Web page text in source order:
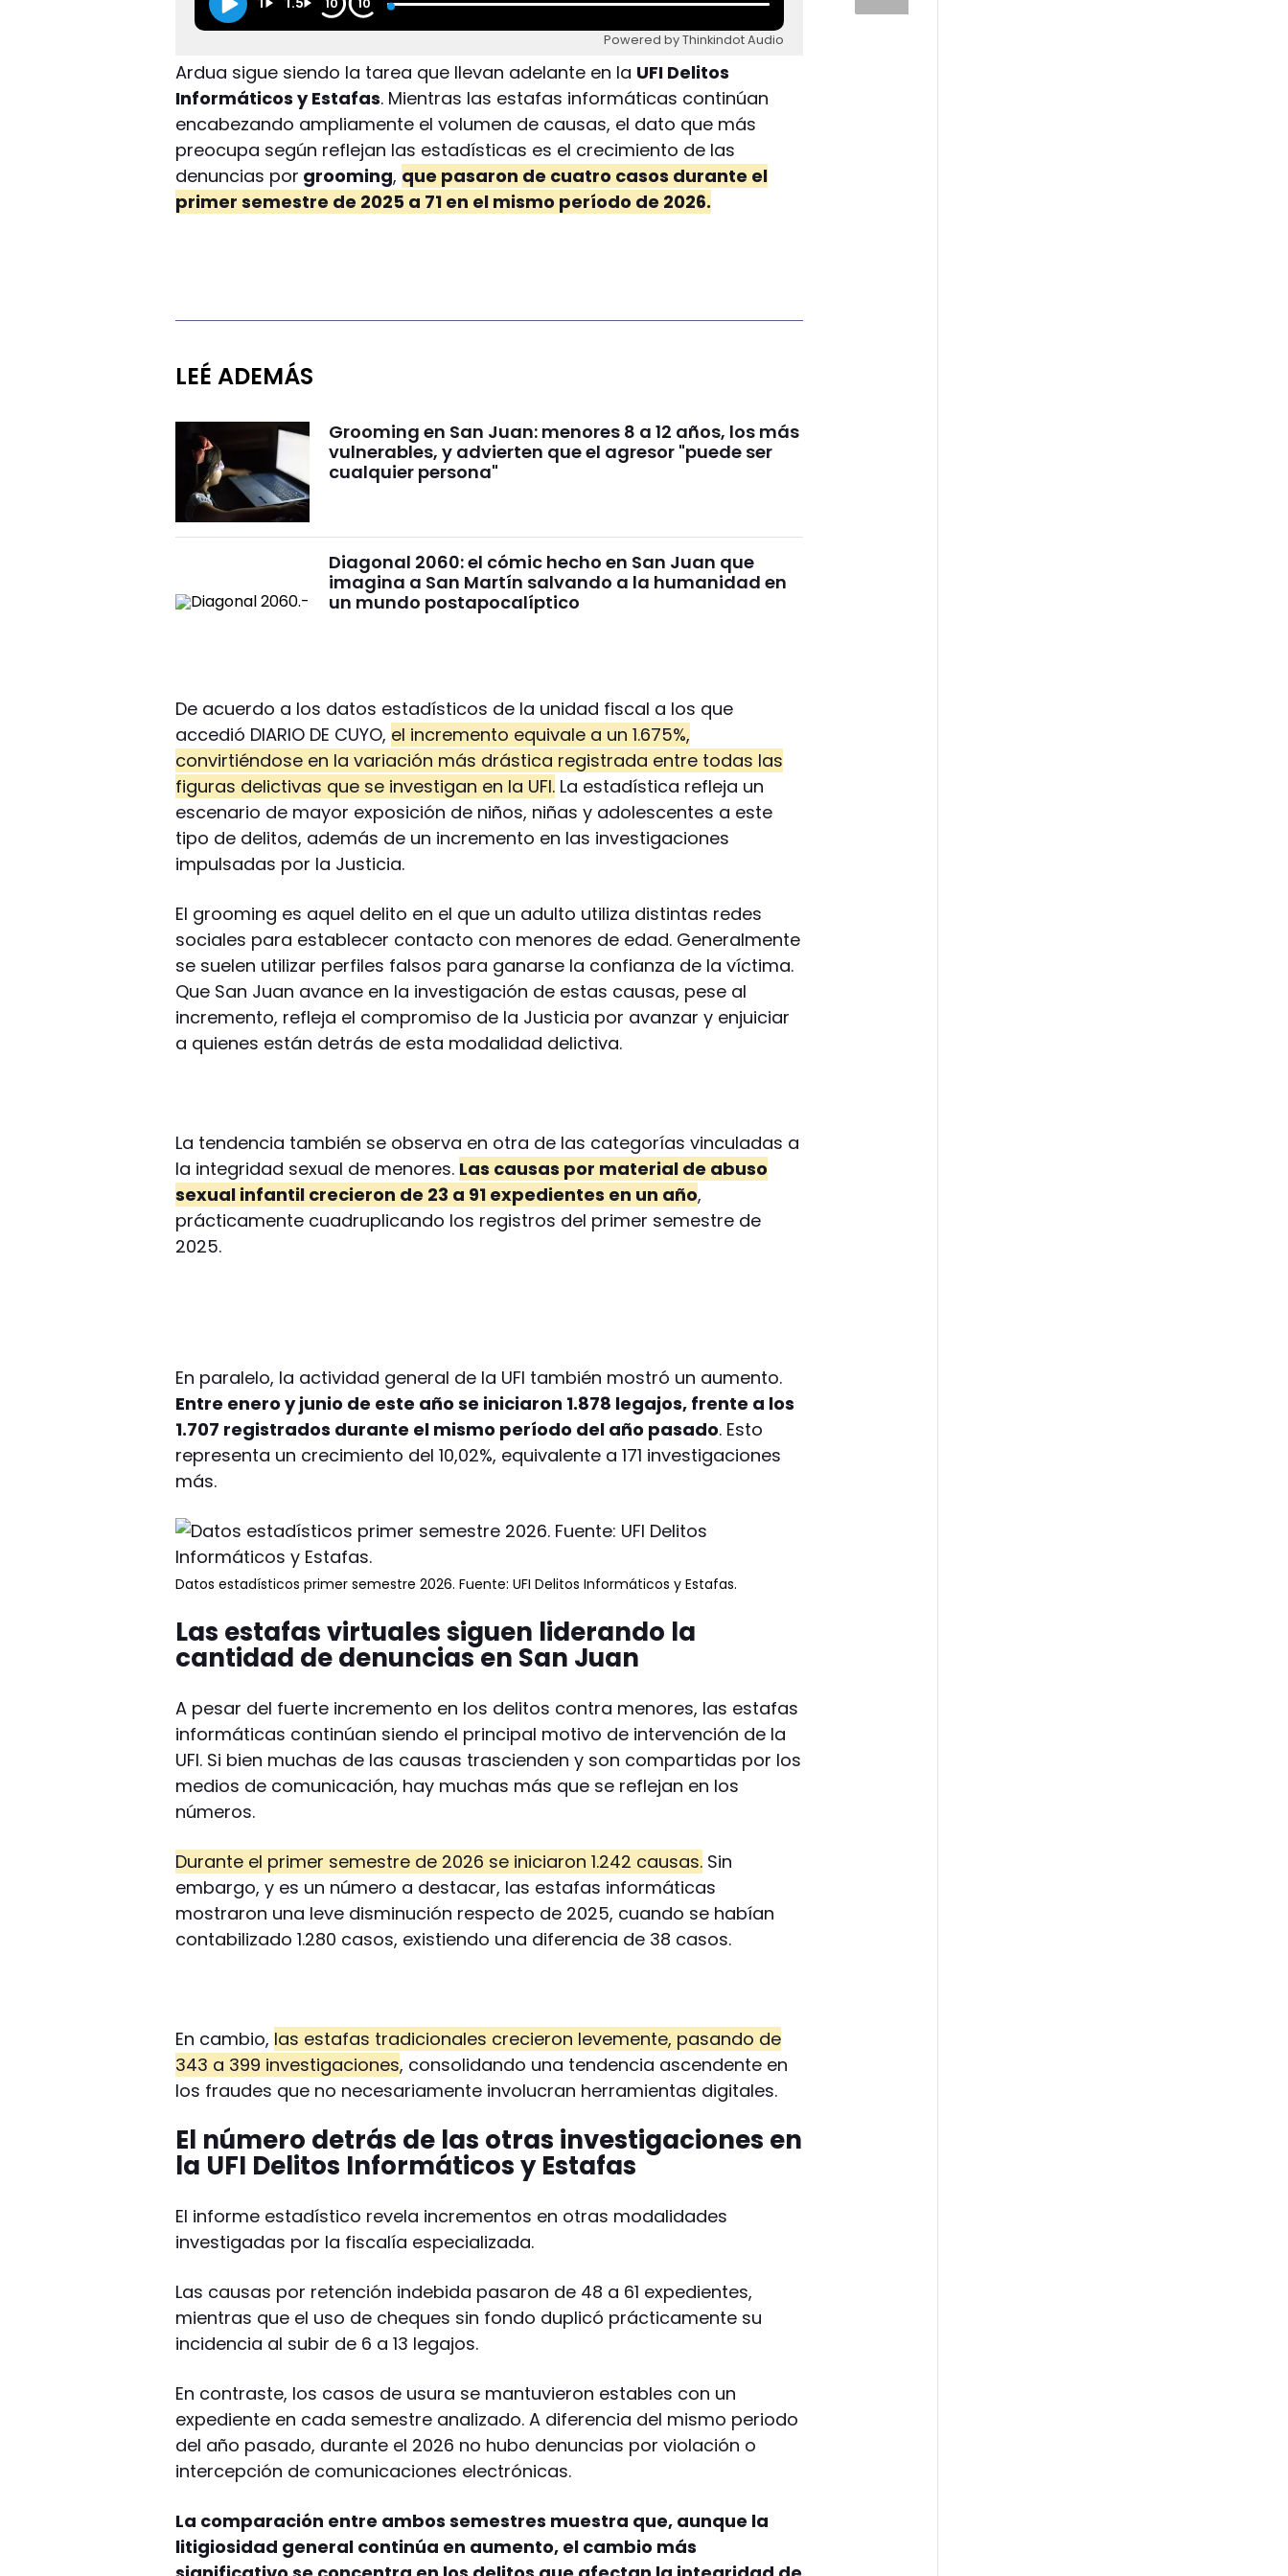
1 1.5 10 10
Powered by Thinkindot Audio
Ardua sigue siendo la tarea que llevan adelante en la UFI Delitos
Informáticos y Estafas. Mientras las estafas informáticas continúan
encabezando ampliamente el volumen de causas, el dato que más
preocupa según reflejan las estadísticas es el crecimiento de las
denuncias por grooming, que pasaron de cuatro casos durante el
primer semestre de 2025 a 71 en el mismo período de 2026.
LEÉ ADEMÁS
Grooming en San Juan: menores 8 a 12 años, los más
vulnerables, y advierten que el agresor "puede ser
cualquier persona"
Diagonal 2060: el cómic hecho en San Juan que
imagina a San Martín salvando a la humanidad en
un mundo postapocalíptico
De acuerdo a los datos estadísticos de la unidad fiscal a los que
accedió DIARIO DE CUYO, el incremento equivale a un 1.675%,
convirtiéndose en la variación más drástica registrada entre todas las
figuras delictivas que se investigan en la UFI. La estadística refleja un
escenario de mayor exposición de niños, niñas y adolescentes a este
tipo de delitos, además de un incremento en las investigaciones
impulsadas por la Justicia.
El grooming es aquel delito en el que un adulto utiliza distintas redes
sociales para establecer contacto con menores de edad. Generalmente
se suelen utilizar perfiles falsos para ganarse la confianza de la víctima.
Que San Juan avance en la investigación de estas causas, pese al
incremento, refleja el compromiso de la Justicia por avanzar y enjuiciar
a quienes están detrás de esta modalidad delictiva.
La tendencia también se observa en otra de las categorías vinculadas a
la integridad sexual de menores. Las causas por material de abuso
sexual infantil crecieron de 23 a 91 expedientes en un año,
prácticamente cuadruplicando los registros del primer semestre de
2025.
En paralelo, la actividad general de la UFI también mostró un aumento.
Entre enero y junio de este año se iniciaron 1.878 legajos, frente a los
1.707 registrados durante el mismo período del año pasado. Esto
representa un crecimiento del 10,02%, equivalente a 171 investigaciones
más.
Datos estadísticos primer semestre 2026. Fuente: UFI Delitos Informáticos y Estafas.
Las estafas virtuales siguen liderando la
cantidad de denuncias en San Juan
A pesar del fuerte incremento en los delitos contra menores, las estafas
informáticas continúan siendo el principal motivo de intervención de la
UFI. Si bien muchas de las causas trascienden y son compartidas por los
medios de comunicación, hay muchas más que se reflejan en los
números.
Durante el primer semestre de 2026 se iniciaron 1.242 causas. Sin
embargo, y es un número a destacar, las estafas informáticas
mostraron una leve disminución respecto de 2025, cuando se habían
contabilizado 1.280 casos, existiendo una diferencia de 38 casos.
En cambio, las estafas tradicionales crecieron levemente, pasando de
343 a 399 investigaciones, consolidando una tendencia ascendente en
los fraudes que no necesariamente involucran herramientas digitales.
El número detrás de las otras investigaciones en
la UFI Delitos Informáticos y Estafas
El informe estadístico revela incrementos en otras modalidades
investigadas por la fiscalía especializada.
Las causas por retención indebida pasaron de 48 a 61 expedientes,
mientras que el uso de cheques sin fondo duplicó prácticamente su
incidencia al subir de 6 a 13 legajos.
En contraste, los casos de usura se mantuvieron estables con un
expediente en cada semestre analizado. A diferencia del mismo periodo
del año pasado, durante el 2026 no hubo denuncias por violación o
intercepción de comunicaciones electrónicas.
La comparación entre ambos semestres muestra que, aunque la
litigiosidad general continúa en aumento, el cambio más